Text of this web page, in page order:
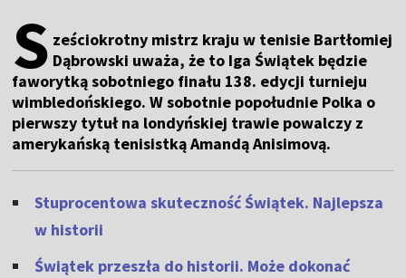
S ześciokrotny mistrz kraju w tenisie Bartłomiej
Dąbrowski uważa, że to Iga Świątek będzie
faworytką sobotniego finału 138. edycji turnieju
wimbledońskiego. W sobotnie popołudnie Polka o
pierwszy tytuł na londyńskiej trawie powalczy z
amerykańską tenisistką Amandą Anisimovą.
Stuprocentowa skuteczność Świątek. Najlepsza
w historii
Świątek przeszła do historii. Może dokonać